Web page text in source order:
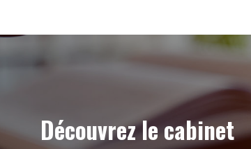
Découvrez le cabinet